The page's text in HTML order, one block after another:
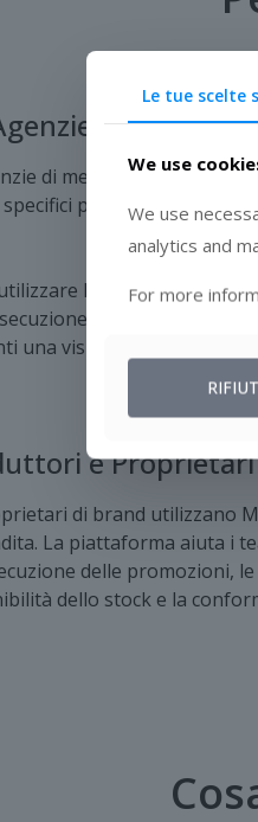
di
di merchandising e
per ogni cliente e
ai propri clienti.
Movemar per
delle attività,
una visibilità più chiara
e
di brand utilizzano
La piattaforma aiuta i
delle promozioni,
dello stock e la
Le tue scelte
We use
We use
analytics and
For more